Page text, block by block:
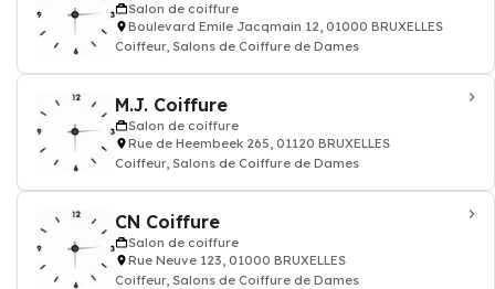
Salon de coiffure
Boulevard Emile Jacqmain 12, 01000 BRUXELLES
Coiffeur, Salons de Coiffure de Dames
M.J. Coiffure
Salon de coiffure
Rue de Heembeek 265, 01120 BRUXELLES
Coiffeur, Salons de Coiffure de Dames
CN Coiffure
Salon de coiffure
Rue Neuve 123, 01000 BRUXELLES
Coiffeur, Salons de Coiffure de Dames